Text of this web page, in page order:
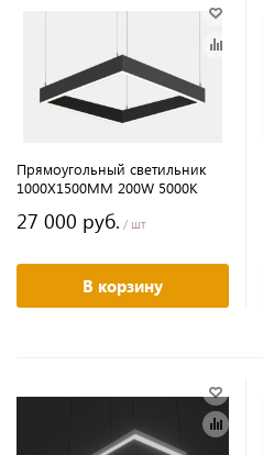
Прямоугольный светильник
1000Х1500MM 200W 5000K
27 000 руб. / шт
В корзину